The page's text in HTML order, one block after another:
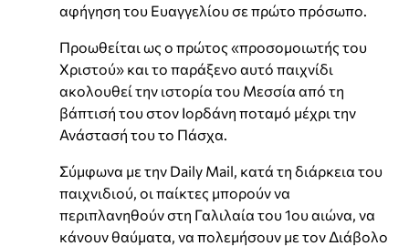
αφήγηση του Ευαγγελίου σε πρώτο πρόσωπο.
Προωθείται ως ο πρώτος «προσομοιωτής του
Χριστού» και το παράξενο αυτό παιχνίδι
ακολουθεί την ιστορία του Μεσσία από τη
βάπτισή του στον Ιορδάνη ποταμό μέχρι την
Ανάστασή του το Πάσχα.
Σύμφωνα με την Daily Mail, κατά τη διάρκεια του
παιχνιδιού, οι παίκτες μπορούν να
περιπλανηθούν στη Γαλιλαία του 1ου αιώνα, να
κάνουν θαύματα, να πολεμήσουν με τον Διάβολο